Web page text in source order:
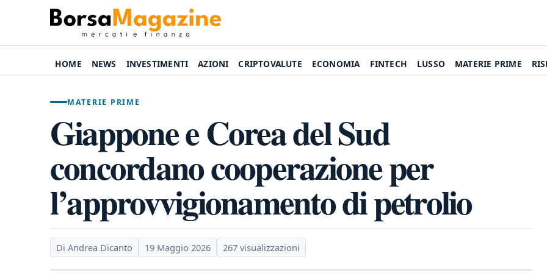
HOME NEWS INVESTIMENTI AZIONI CRIPTOVALUTE ECONOMIA FINTECH LUSSO MATERIE PRIME
MATERIE PRIME
Giappone e Corea del Sud
concordano cooperazione per
l’approvvigionamento di petrolio
Di Andrea Dicanto 19 Maggio 2026 267 visualizzazioni